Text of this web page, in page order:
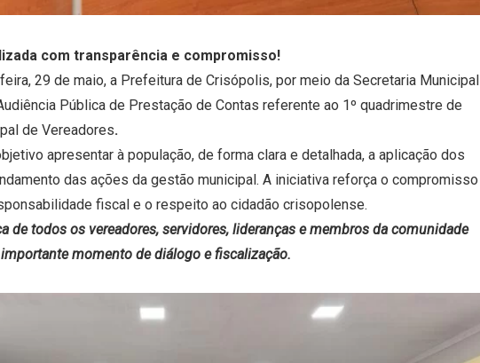
com transparência e compromisso!
29 de maio, a Prefeitura de Crisópolis, por meio da Secretaria Municipal
Pública de Prestação de Contas referente ao 1º quadrimestre de
de Vereadores.
apresentar à população, de forma clara e detalhada, a aplicação dos
das ações da gestão municipal. A iniciativa reforça o compromisso
fiscal e o respeito ao cidadão crisopolense.
de todos os vereadores, servidores, lideranças e membros da comunidade
momento de diálogo e fiscalização.